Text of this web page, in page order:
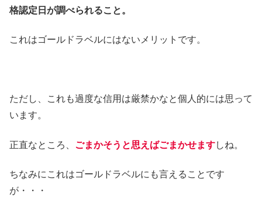
格認定日が調べられること。
これはゴールドラベルにはないメリットです。
ただし、これも過度な信用は厳禁かなと個人的には思って
います。
正直なところ、 ごまかそうと思えばごまかせますしね。
ちなみにこれはゴールドラベルにも言えることです
が・・・